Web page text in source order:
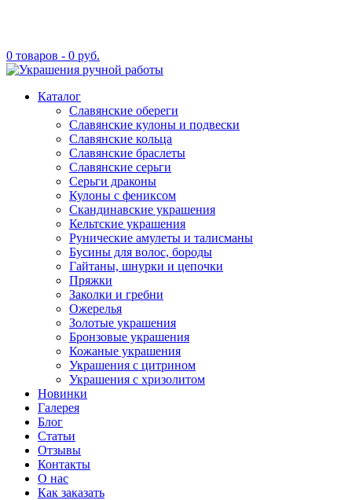
0 товаров - 0 руб.
Каталог
Славянские обереги
Славянские кулоны и подвески
Славянские кольца
Славянские браслеты
Славянские серьги
Серьги драконы
Кулоны с фениксом
Скандинавские украшения
Кельтские украшения
Рунические амулеты и талисманы
Бусины для волос, бороды
Гайтаны, шнурки и цепочки
Пряжки
Заколки и гребни
Ожерелья
Золотые украшения
Бронзовые украшения
Кожаные украшения
Украшения с цитрином
Украшения с хризолитом
Новинки
Галерея
Блог
Статьи
Отзывы
Контакты
О нас
Как заказать